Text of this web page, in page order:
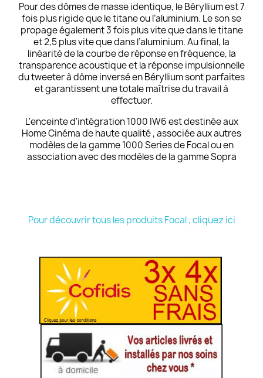
Pour des dômes de masse identique, le Béryllium est 7
fois plus rigide que le titane ou l’aluminium. Le son se
propage également 3 fois plus vite que dans le titane
et 2,5 plus vite que dans l’aluminium. Au final, la
linéarité de la courbe de réponse en fréquence, la
transparence acoustique et la réponse impulsionnelle
du tweeter à dôme inversé en Béryllium sont parfaites
et garantissent une totale maîtrise du travail à
effectuer.
L'enceinte d'intégration 1000 IW6 est destinée aux
Home Cinéma de haute qualité , associée aux autres
modèles de la gamme1000 SeriesdeFocalou en
association avec des modèles de la gammeSopra
Pour découvrir tous les produits Focal , cliquez ici